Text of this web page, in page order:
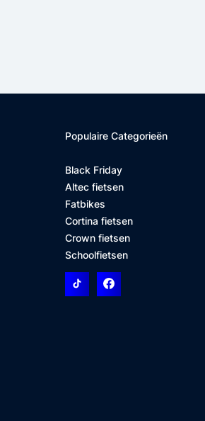
Populaire Categorieën
Black Friday
Altec fietsen
Fatbikes
Cortina fietsen
Crown fietsen
Schoolfietsen